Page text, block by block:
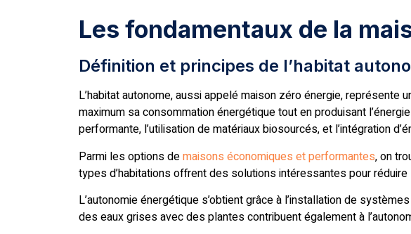
Les fondamentaux de la
Définition et principes de l’habitat
L’habitat autonome, aussi appelé maison zéro énergie,
maximum sa consommation énergétique tout en produisant
performante, l’utilisation de matériaux biosourcés, et l’intégration
Parmi les options demaisons économiques et performantes, on
types d’habitations offrent des solutions intéressantes pour
L’autonomie énergétique s’obtient grâce à l’installation de
des eaux grises avec des plantes contribuent également à